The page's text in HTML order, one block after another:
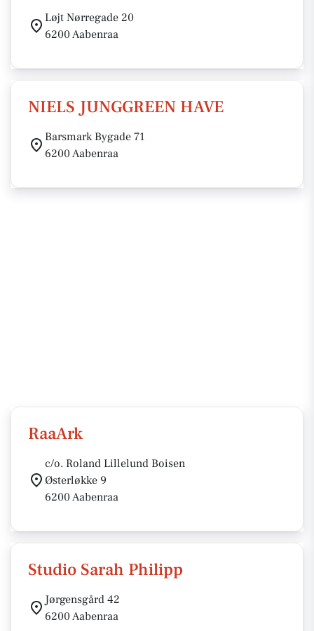
Løjt Nørregade 20
6200 Aabenraa
NIELS JUNGGREEN HAVE
Barsmark Bygade 71
6200 Aabenraa
RaaArk
c/o. Roland Lillelund Boisen
Østerløkke 9
6200 Aabenraa
Studio Sarah Philipp
Jørgensgård 42
6200 Aabenraa